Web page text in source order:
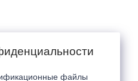
файлы